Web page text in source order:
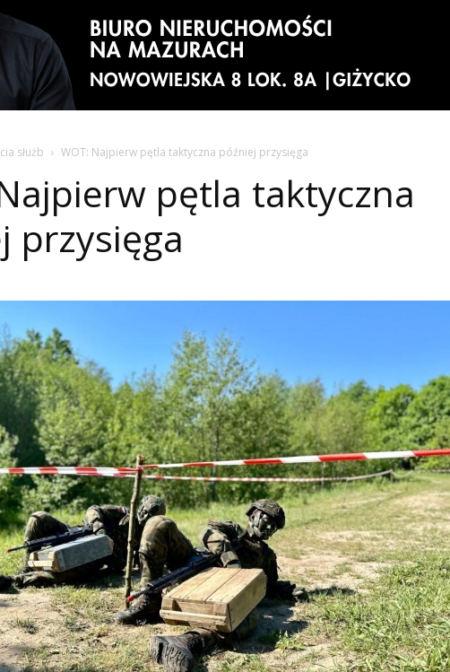
służb WOT: Najpierw pętla taktyczna później przysięga
pętla taktyczna
przysięga